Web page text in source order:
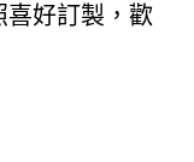
喜好訂製，歡